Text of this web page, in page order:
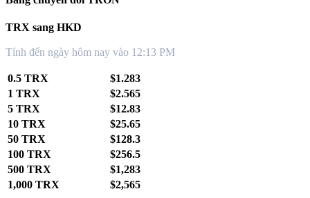
TRX sang HKD
Tính đến ngày hôm nay vào 12:13 PM
0.5 TRX
$1.283
1 TRX
$2.565
5 TRX
$12.83
10 TRX
$25.65
50 TRX
$128.3
100 TRX
$256.5
500 TRX
$1,283
1,000 TRX
$2,565